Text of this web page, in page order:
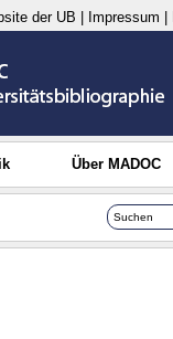
der UB Impressum
Über MADOC